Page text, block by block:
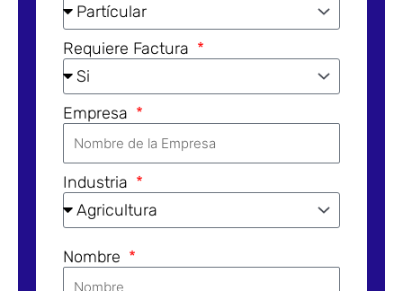
Requiere Factura
Empresa
Industria
Nombre